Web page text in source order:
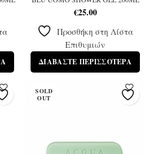
€25.00
Προσθήκη στη Λίστα
Επιθυμιών
ΔΙΑΒΆΣΤΕ ΠΕΡΙΣΣΌΤΕΡΑ
SOLD
OUT